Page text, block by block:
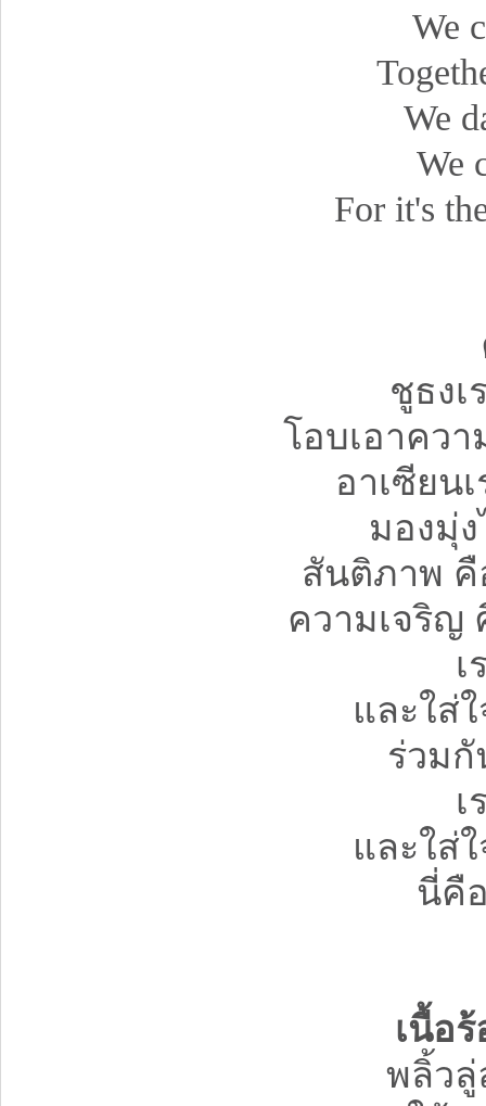
We
We
We
For it's
ชูธงเ
โอบเอาคว
อาเซียน
มองมุ่ง
สันติภาพ คื
ความเจริญ
เ
และใส่
ร่วมกั
เ
และใส่
นี่คื
เนื้อ
พลิ้วลู่